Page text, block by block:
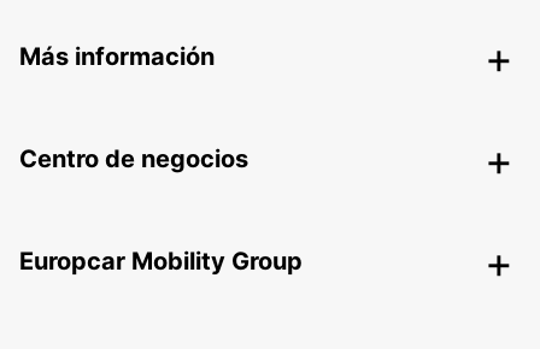
Más información
Centro de negocios
Europcar Mobility Group